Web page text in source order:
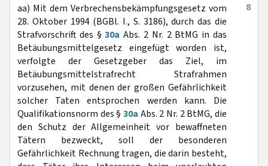
8
aa) Mit dem Verbrechensbekämpfungsgesetz vom
28. Oktober 1994 (BGBl. I., S. 3186), durch das die
Strafvorschrift des §30a Abs. 2 Nr. 2 BtMG in das
Betäubungsmittelgesetz eingefügt worden ist,
verfolgte der Gesetzgeber das Ziel, im
Betäubungsmittelstrafrecht Strafrahmen
vorzusehen, mit denen der großen Gefährlichkeit
solcher Taten entsprochen werden kann. Die
Qualifikationsnorm des § 30a Abs. 2 Nr. 2 BtMG, die
den Schutz der Allgemeinheit vor bewaffneten
Tätern bezweckt, soll der besonderen
Gefährlichkeit Rechnung tragen, die darin besteht,